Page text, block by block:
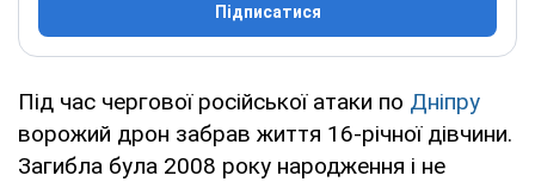
Підписатися
Під час чергової російської атаки по Дніпру
ворожий дрон забрав життя 16-річної дівчини.
Загибла була 2008 року народження і не